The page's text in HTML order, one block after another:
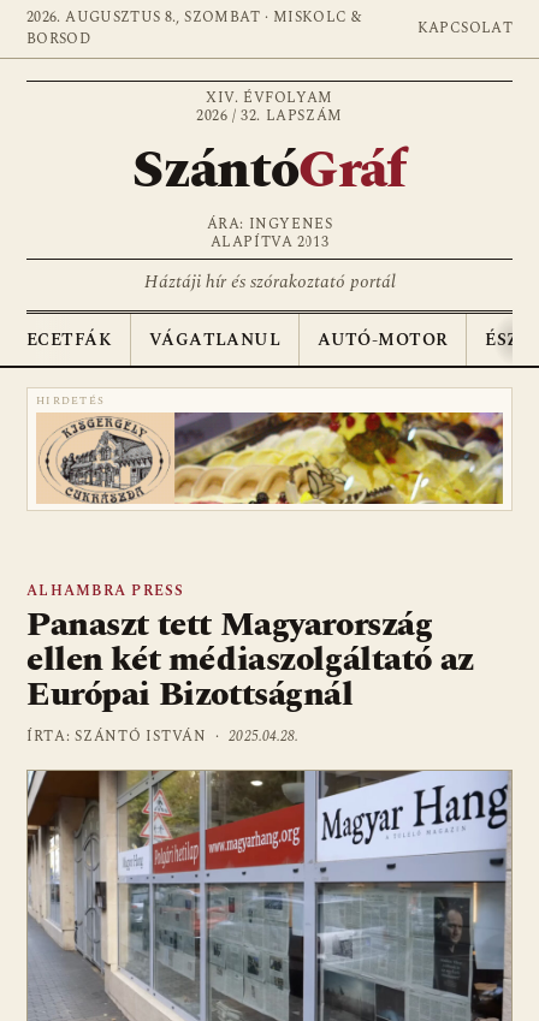
2026. AUGUSZTUS 8., SZOMBAT · MISKOLC &
BORSOD
KAPCSOLAT
XIV. ÉVFOLYAM
2026 / 32. LAPSZÁM
SzántóGráf
ÁRA: INGYENES
ALAPÍTVA 2013
Háztáji hír és szórakoztató portál
ECETFÁK VÁGATLANUL AUTÓ-MOTOR
HIRDETÉS
ALHAMBRA PRESS
Panaszt tett Magyarország
ellen két médiaszolgáltató az
Európai Bizottságnál
ÍRTA: SZÁNTÓ ISTVÁN ·2025.04.28.